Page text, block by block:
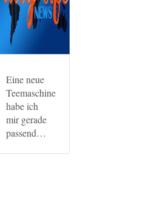
Eine neue
Teemaschine
habe ich
mir gerade
passend…